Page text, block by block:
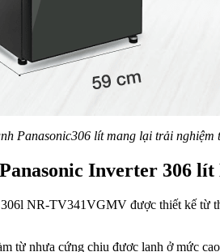
Panasonic306 lít mang lại trải nghiệm
Inverter 306
NR-TV341VGMV được thiết kế từ
từ nhựa cứng chịu được lạnh ở mức